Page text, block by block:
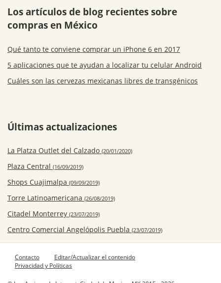
Los artículos de blog recientes sobre
compras en México
Qué tanto te conviene comprar un iPhone 6 en 2017
5 aplicaciones que te ayudan a localizar tu celular Android
Cuáles son las cervezas mexicanas libres de transgénicos
Últimas actualizaciones
La Platza Outlet del Calzado (20/01/2020)
Plaza Central (16/09/2019)
Shops Cuajimalpa (09/09/2019)
Torre Latinoamericana (26/08/2019)
Citadel Monterrey (23/07/2019)
Centro Comercial Angelópolis Puebla (23/07/2019)
Contacto
Editar/Actualizar el contenido
Privacidad y Políticas